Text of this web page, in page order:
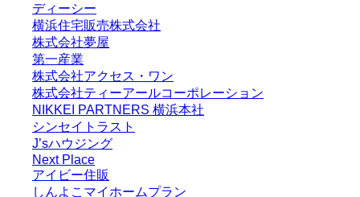
ディーシー
横浜住宅販売株式会社
株式会社夢屋
第一産業
株式会社アクセス・ワン
株式会社ティーアールコーポレーション
NIKKEI PARTNERS 横浜本社
シンセイトラスト
J’sハウジング
Next Place
アイビー住販
しんよこマイホームプラン